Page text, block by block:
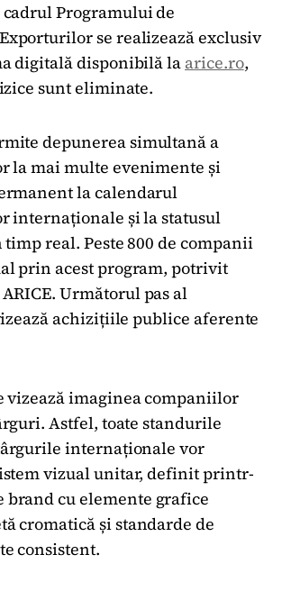
Programului de
se realizează exclusiv
digitală disponibilă la arice.ro,
sunt eliminate.
depunerea simultană a
la mai multe evenimente și
la calendarul
internaționale și la statusul
real. Peste 800 de companii
prin acest program, potrivit
Următorul pas al
achizițiile publice aferente
vizează imaginea companiilor
Astfel, toate standurile
internaționale vor
vizual unitar, definit printr-
brand cu elemente grafice
cromatică și standarde de
consistent.